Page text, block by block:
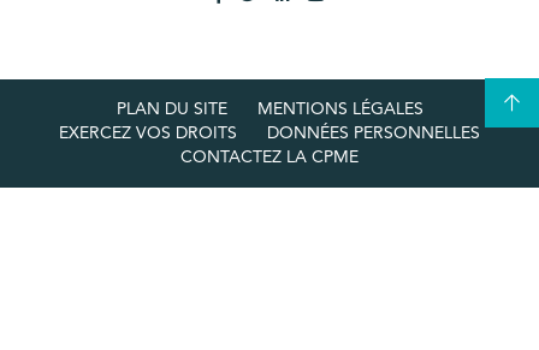
PLAN DU SITE
MENTIONS LÉGALES
EXERCEZ VOS DROITS
DONNÉES PERSONNELLES
CONTACTEZ LA CPME